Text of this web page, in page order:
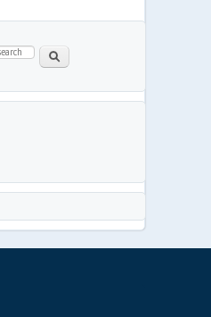
Paieška